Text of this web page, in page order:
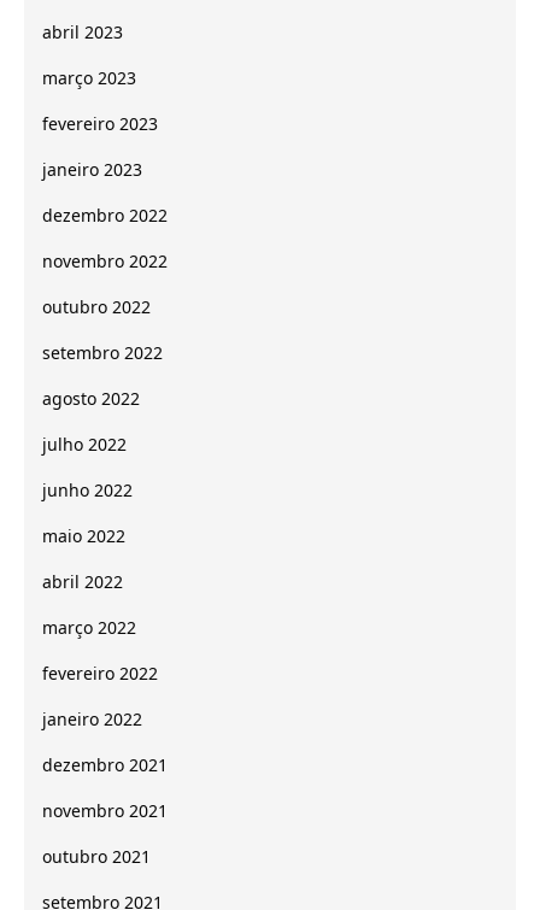
abril 2023
março 2023
fevereiro 2023
janeiro 2023
dezembro 2022
novembro 2022
outubro 2022
setembro 2022
agosto 2022
julho 2022
junho 2022
maio 2022
abril 2022
março 2022
fevereiro 2022
janeiro 2022
dezembro 2021
novembro 2021
outubro 2021
setembro 2021